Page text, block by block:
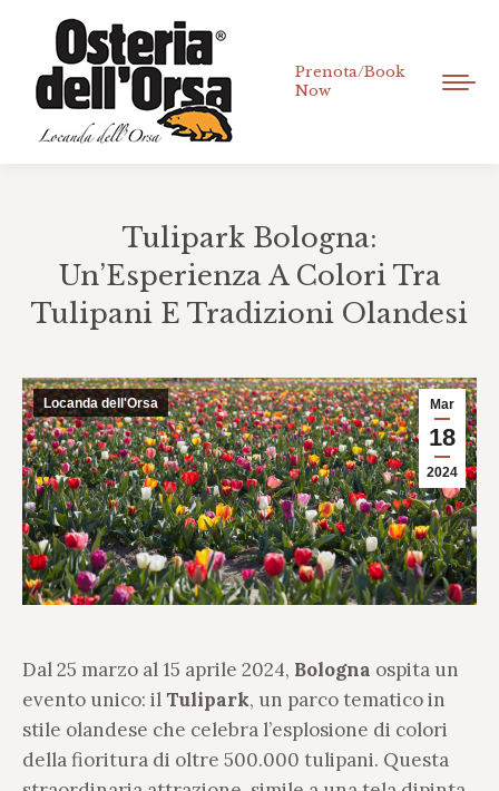
Prenota/Book
Now
Tulipark Bologna:
Un’Esperienza A Colori Tra
Tulipani E Tradizioni Olandesi
Mar
18
2024
Locanda dell'Orsa
Dal 25 marzo al 15 aprile 2024, Bologna ospita un
evento unico: il Tulipark, un parco tematico in
stile olandese che celebra l’esplosione di colori
della fioritura di oltre 500.000 tulipani. Questa